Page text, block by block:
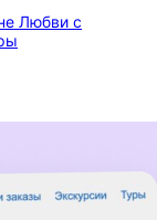
Любви с